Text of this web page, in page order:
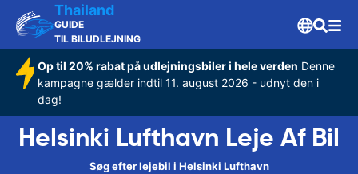
Thailand
GUIDE
TIL BILUDLEJNING
Op til 20% rabat på udlejningsbiler i hele verden Denne
kampagne gælder indtil 11. august 2026 - udnyt den i
dag!
Helsinki Lufthavn Leje Af Bil
Søg efter lejebil i Helsinki Lufthavn